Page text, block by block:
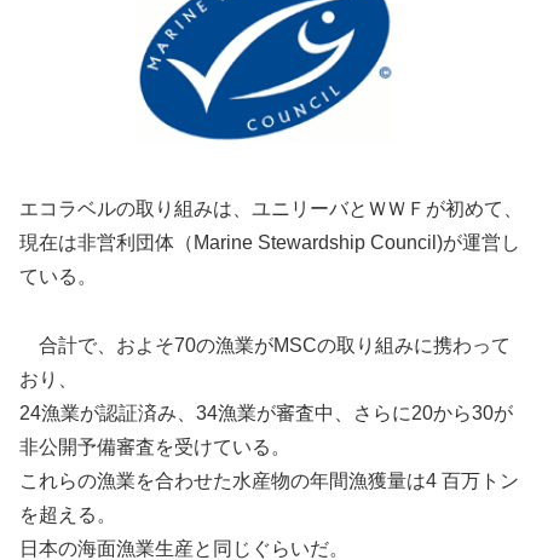
エコラベルの取り組みは、ユニリーバとＷＷＦが初めて、
現在は非営利団体（Marine Stewardship Council)が運営し
ている。
合計で、およそ70の漁業がMSCの取り組みに携わって
おり、
24漁業が認証済み、34漁業が審査中、さらに20から30が
非公開予備審査を受けている。
これらの漁業を合わせた水産物の年間漁獲量は4 百万トン
を超える。
日本の海面漁業生産と同じぐらいだ。